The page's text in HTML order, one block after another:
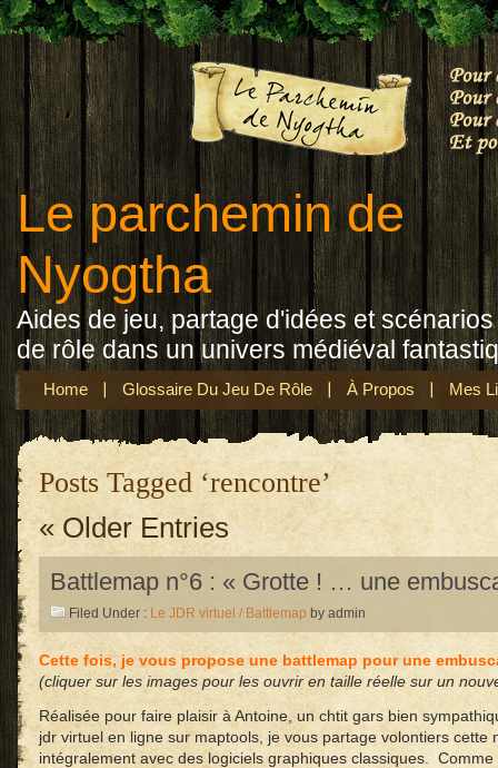
Le parchemin de
Nyogtha
Aides de jeu, partage d'idées et
de rôle dans un univers médiéval
Home Glossaire Du Jeu De Rôle À Propos Mes
Posts Tagged ‘rencontre’
« Older Entries
Battlemap n°6 : « Grotte ! … une
Filed Under : Le JDR virtuel / Battlemap by admin
Cette fois, je vous propose une battlemap pour une
(cliquer sur les images pour les ouvrir en taille réelle sur un
Réalisée pour faire plaisir à Antoine, un chtit gars bien
jdr virtuel en ligne sur maptools, je vous partage volontiers cette
intégralement avec des logiciels graphiques classiques. Comme